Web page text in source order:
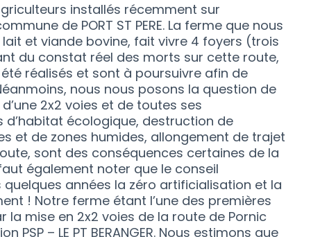
installés récemment sur
de PORT ST PERE. La ferme que nous
et viande bovine, fait vivre 4 foyers (trois
du constat réel des morts sur cette route,
réalisés et sont à poursuivre afin de
nous nous posons la question de
2x2 voies et de toutes ses
d’habitat écologique, destruction de
et de zones humides, allongement de trajet
sont des conséquences certaines de la
également noter que le conseil
années la zéro artificialisation et la
! Notre ferme étant l’une des premières
mise en 2x2 voies de la route de Pornic
– LE PT BERANGER. Nous estimons que